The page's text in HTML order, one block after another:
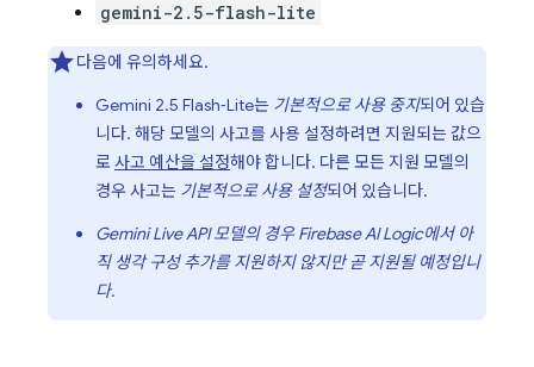
gemini-2.5-flash-lite
다음에 유의하세요.
Gemini 2.5 Flash‑Lite는 기본적으로 사용 중지되어 있습
니다. 해당 모델의 사고를 사용 설정하려면 지원되는 값으
로 사고 예산을 설정해야 합니다. 다른 모든 지원 모델의
경우 사고는 기본적으로 사용 설정되어 있습니다.
Gemini Live API모델의 경우 Firebase AI Logic에서 아
직 생각 구성 추가를 지원하지 않지만 곧 지원될 예정입니
다.